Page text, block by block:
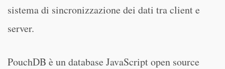
sistema di sincronizzazione dei dati tra client e
server.
PouchDB è un database JavaScript open source